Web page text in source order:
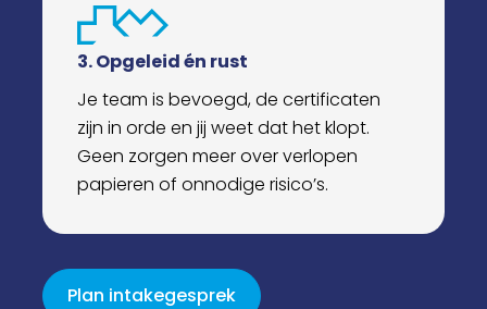
3. Opgeleid én rust
Je team is bevoegd, de certificaten
zijn in orde en jij weet dat het klopt.
Geen zorgen meer over verlopen
papieren of onnodige risico’s.
Plan intakegesprek